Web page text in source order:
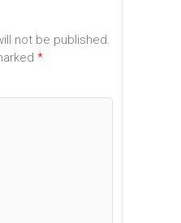
not be published.
*